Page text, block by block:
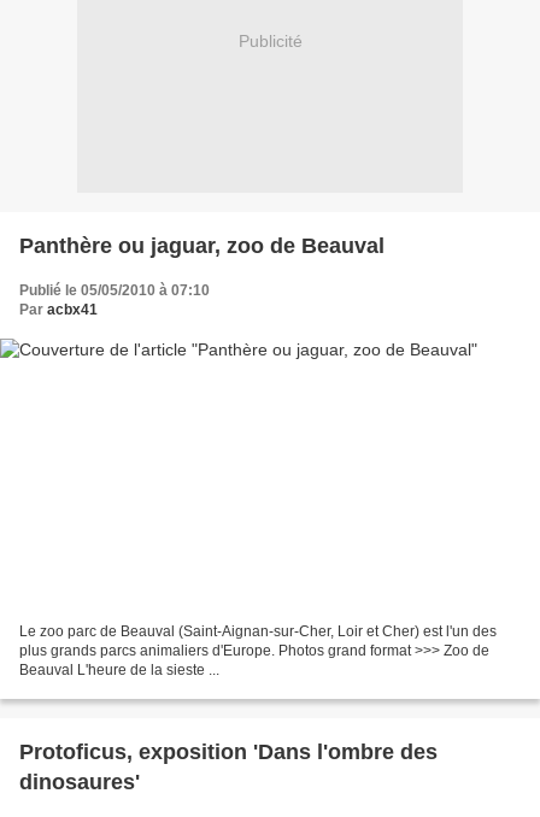
Publicité
Panthère ou jaguar, zoo de Beauval
Publié le 05/05/2010 à 07:10
Par acbx41
Le zoo parc de Beauval (Saint-Aignan-sur-Cher, Loir et Cher) est l'un des
plus grands parcs animaliers d'Europe. Photos grand format >>> Zoo de
Beauval L'heure de la sieste ...
Protoficus, exposition 'Dans l'ombre des
dinosaures'